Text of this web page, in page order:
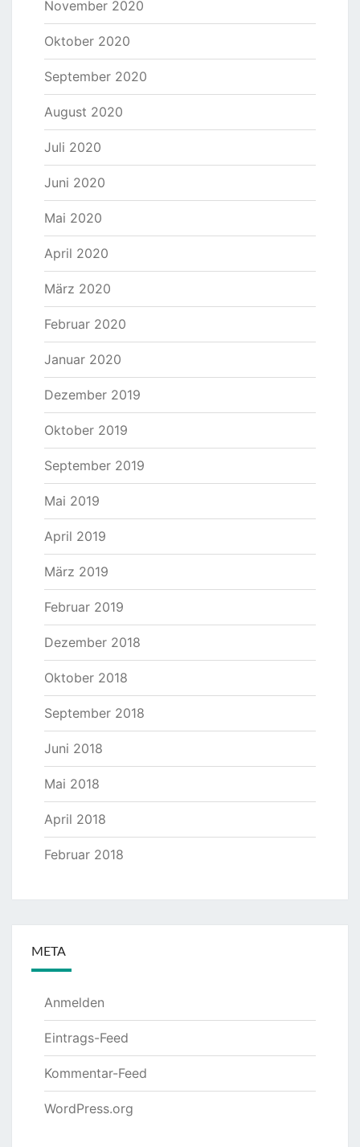
November 2020
Oktober 2020
September 2020
August 2020
Juli 2020
Juni 2020
Mai 2020
April 2020
März 2020
Februar 2020
Januar 2020
Dezember 2019
Oktober 2019
September 2019
Mai 2019
April 2019
März 2019
Februar 2019
Dezember 2018
Oktober 2018
September 2018
Juni 2018
Mai 2018
April 2018
Februar 2018
META
Anmelden
Eintrags-Feed
Kommentar-Feed
WordPress.org